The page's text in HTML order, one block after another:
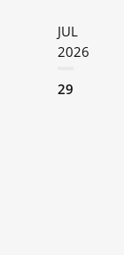
JUL
2026
29